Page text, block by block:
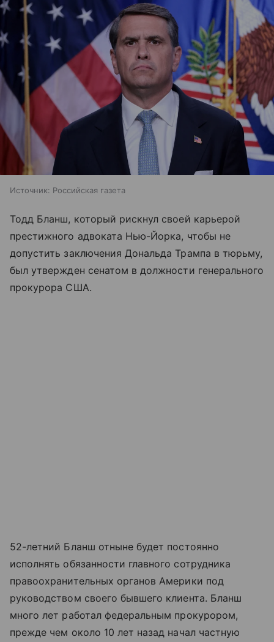
Источник: Российская газета
Тодд Бланш, который рискнул своей карьерой
престижного адвоката Нью-Йорка, чтобы не
допустить заключения Дональда Трампа в тюрьму,
был утвержден сенатом в должности генерального
прокурора США.
52-летний Бланш отныне будет постоянно
исполнять обязанности главного сотрудника
правоохранительных органов Америки под
руководством своего бывшего клиента. Бланш
много лет работал федеральным прокурором,
прежде чем около 10 лет назад начал частную